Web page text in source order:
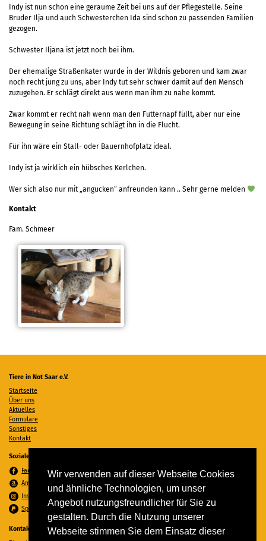
Wir verwenden auf dieser Webseite Cookies
und ähnliche Technologien, um unser
Angebot nutzungsfreundlicher für Sie zu
gestalten. Durch die Nutzung unserer
Webseite stimmen Sie dem Einsatz dieser
Indy ist nun schon eine geraume Zeit bei uns auf der Pflegestelle. Seine
Bruder Ilja und auch Schwesterchen Ida sind schon zu passenden Familien
gezogen.
Schwester Iljana ist jetzt noch bei ihm.
Der ehemalige Straßenkater wurde in der Wildnis geboren und kam zwar
noch recht jung zu uns, aber Indy tut sehr schwer damit auf den Mensch
zuzugehen. Er schlägt direkt aus wenn man ihm zu nahe kommt.
Zwar kommt er recht nah wenn man den Futternapf füllt, aber nur eine
Bewegung in seine Richtung schlägt ihn in die Flucht.
Für ihn wäre ein Stall- oder Bauernhofplatz ideal.
Indy ist ja wirklich ein hübsches Kerlchen.
Wer sich also nur mit „angucken“ anfreunden kann .. Sehr gerne melden
Kontakt
Fam. Schmeer
Tiere in Not Saar e.V.
Startseite
Über uns
Aktuelles
Formulare
Sonstiges
Kontakt
Soziale Medien
Facebook
Amazon Wunschzettel
Instagram
Spenden per PayPal
Kontakt